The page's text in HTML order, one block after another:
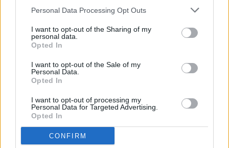
Personal Data Processing Opt Outs
I want to opt-out of the Sharing of my
personal data.
Opted In
I want to opt-out of the Sale of my
Personal Data.
Opted In
I want to opt-out of processing my
Personal Data for Targeted Advertising.
Opted In
CONFIRM
Campionatul Național de Canotaj la Ergometru
05.03.2023
Au urcat din nou pe podium. Sportivii și sportivele din Fălticeni și zona
Fălticeni au concurat și anul acesta cu succes la Campionatul Național